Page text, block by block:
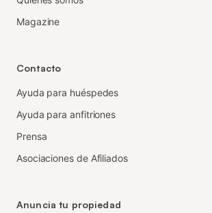
Magazine
Contacto
Ayuda para huéspedes
Ayuda para anfitriones
Prensa
Asociaciones de Afiliados
Anuncia tu propiedad